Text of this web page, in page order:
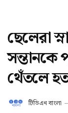
ছেলেরা
সন্তানকে
থেঁতলে
টিডিএন বাংলা